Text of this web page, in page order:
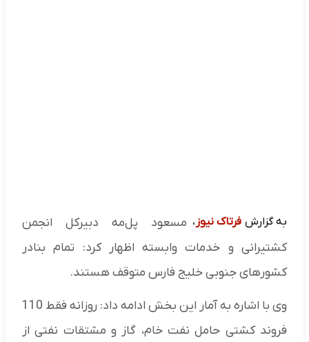
به گزارش فرتاک نیوز ، مسعود پل‌مه دبیرکل انجمن
کشتیرانی و خدمات وابسته اظهار کرد: تمام بنادر
کشورهای جنوبی خلیج فارس متوقف هستند.
وی با اشاره به آمار این بخش ادامه داد:‌ روزانه فقط 110
فروند کشتی حامل نفت خام، گاز و مشتقات نفتی از